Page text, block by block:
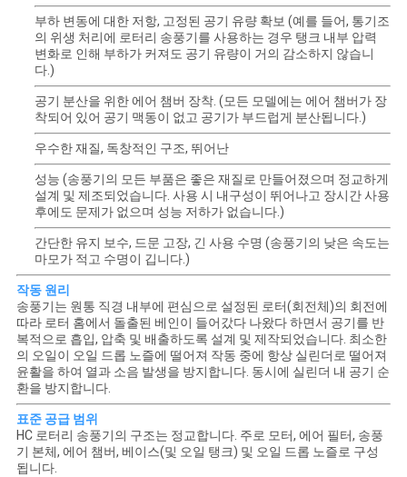
PRIVACY
POLICY
부하 변동에 대한 저항, 고정된 공기 유량 확보 (예를 들어, 통기조
의 위생 처리에 로터리 송풍기를 사용하는 경우 탱크 내부 압력
변화로 인해 부하가 커져도 공기 유량이 거의 감소하지 않습니
다.)
공기 분산을 위한 에어 챔버 장착. (모든 모델에는 에어 챔버가 장
착되어 있어 공기 맥동이 없고 공기가 부드럽게 분산됩니다.)
우수한 재질, 독창적인 구조, 뛰어난
성능 (송풍기의 모든 부품은 좋은 재질로 만들어졌으며 정교하게
설계 및 제조되었습니다. 사용 시 내구성이 뛰어나고 장시간 사용
후에도 문제가 없으며 성능 저하가 없습니다.)
간단한 유지 보수, 드문 고장, 긴 사용 수명 (송풍기의 낮은 속도는
마모가 적고 수명이 깁니다.)
작동 원리
송풍기는 원통 직경 내부에 편심으로 설정된 로터(회전체)의 회전에
따라 로터 홈에서 돌출된 베인이 들어갔다 나왔다 하면서 공기를 반
복적으로 흡입, 압축 및 배출하도록 설계 및 제작되었습니다. 최소한
의 오일이 오일 드롭 노즐에 떨어져 작동 중에 항상 실린더로 떨어져
윤활을 하여 열과 소음 발생을 방지합니다. 동시에 실린더 내 공기 순
환을 방지합니다.
표준 공급 범위
HC 로터리 송풍기의 구조는 정교합니다. 주로 모터, 에어 필터, 송풍
기 본체, 에어 챔버, 베이스(및 오일 탱크) 및 오일 드롭 노즐로 구성
됩니다.